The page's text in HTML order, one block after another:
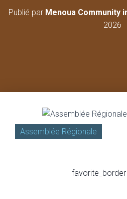
Publié par Menoua Community
2026
Assemblée Régionale
favorite_border